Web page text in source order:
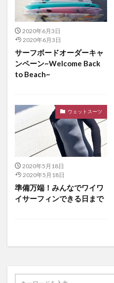
2020年6月3日
2020年6月3日
サーフボードオーダーキャ
ンペーン~Welcome Back
to Beach~
ウェットスーツ
2020年5月18日
2020年5月18日
準備万端！みんなでワイワ
イサーフィンできる日まで